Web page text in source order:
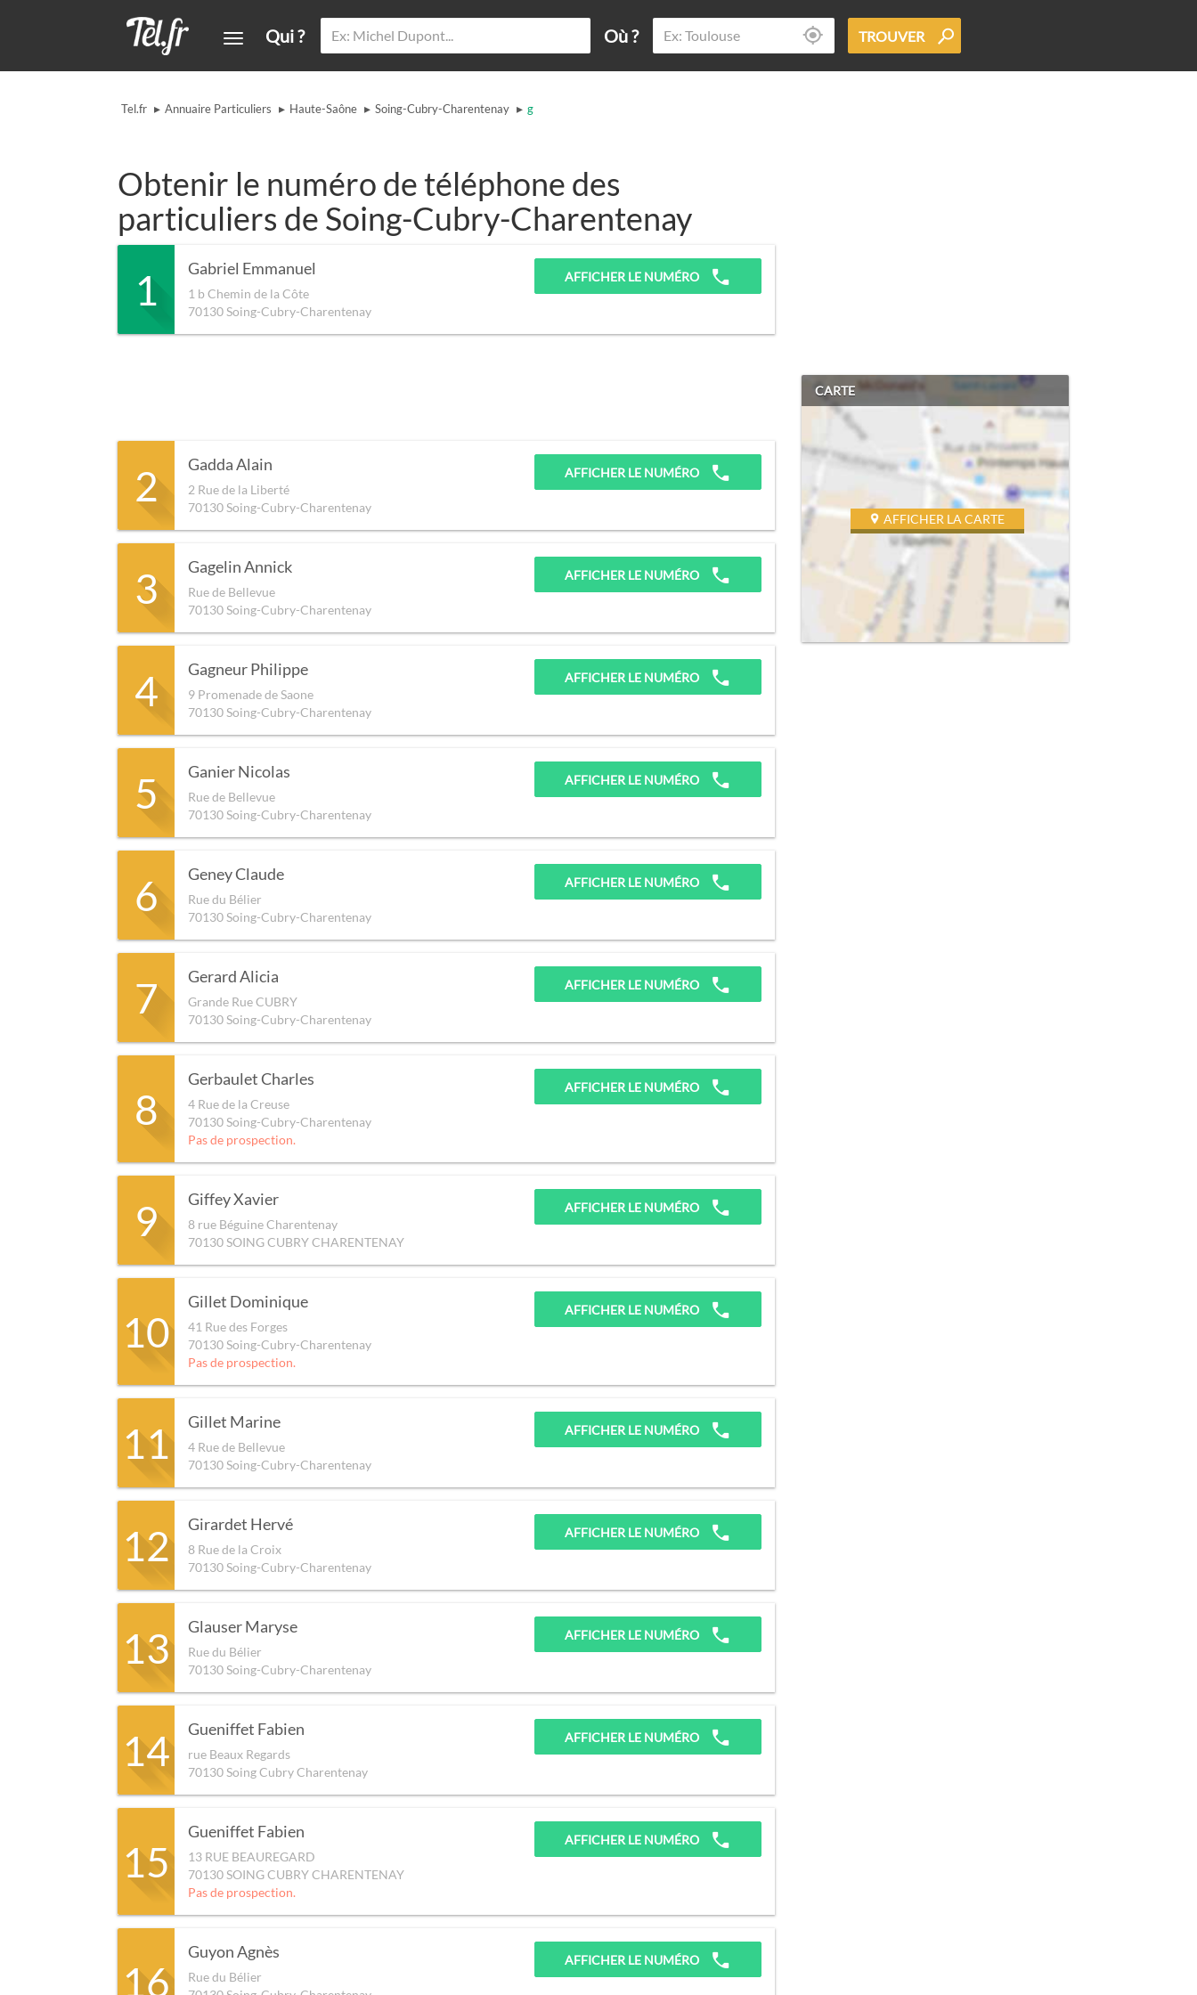
Qui ? Où ? TROUVER
Tel.fr ▸ Annuaire Particuliers ▸ Haute-Saône ▸ Soing-Cubry-Charentenay ▸ g
Obtenir le numéro de téléphone des
particuliers de Soing-Cubry-Charentenay
1 Gabriel Emmanuel
1 b Chemin de la Côte
70130Soing-Cubry-Charentenay
AFFICHER LE NUMÉRO
2 Gadda Alain
2 Rue de la Liberté
70130Soing-Cubry-Charentenay
AFFICHER LE NUMÉRO
3 Gagelin Annick
Rue de Bellevue
70130Soing-Cubry-Charentenay
AFFICHER LE NUMÉRO
4 Gagneur Philippe
9 Promenade de Saone
70130Soing-Cubry-Charentenay
AFFICHER LE NUMÉRO
5 Ganier Nicolas
Rue de Bellevue
70130Soing-Cubry-Charentenay
AFFICHER LE NUMÉRO
6 Geney Claude
Rue du Bélier
70130Soing-Cubry-Charentenay
AFFICHER LE NUMÉRO
7 Gerard Alicia
Grande Rue CUBRY
70130Soing-Cubry-Charentenay
AFFICHER LE NUMÉRO
8
Gerbaulet Charles
4 Rue de la Creuse
70130Soing-Cubry-Charentenay
Pas de prospection.
AFFICHER LE NUMÉRO
9 Giffey Xavier
8 rue Béguine Charentenay
70130SOING CUBRY CHARENTENAY
AFFICHER LE NUMÉRO
10
Gillet Dominique
41 Rue des Forges
70130Soing-Cubry-Charentenay
Pas de prospection.
AFFICHER LE NUMÉRO
11 Gillet Marine
4 Rue de Bellevue
70130Soing-Cubry-Charentenay
AFFICHER LE NUMÉRO
12 Girardet Hervé
8 Rue de la Croix
70130Soing-Cubry-Charentenay
AFFICHER LE NUMÉRO
13 Glauser Maryse
Rue du Bélier
70130Soing-Cubry-Charentenay
AFFICHER LE NUMÉRO
14 Gueniffet Fabien
rue Beaux Regards
70130Soing Cubry Charentenay
AFFICHER LE NUMÉRO
15
Gueniffet Fabien
13 RUE BEAUREGARD
70130SOING CUBRY CHARENTENAY
Pas de prospection.
AFFICHER LE NUMÉRO
16
Guyon Agnès
Rue du Bélier
AFFICHER LE NUMÉRO
CARTE
AFFICHER LA CARTE